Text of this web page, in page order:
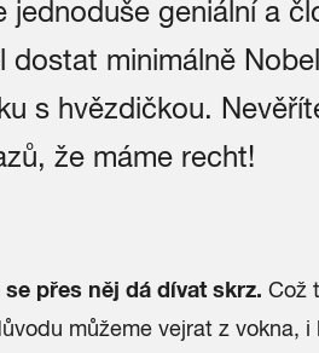
jednoduše geniální a
dostat minimálně
s hvězdičkou.
že máme recht!
se přes něj dá dívat skrz. Což
můžeme vejrat z vokna,